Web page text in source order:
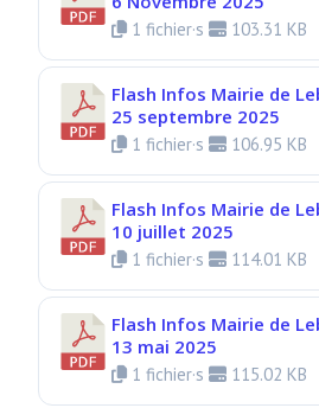
1 fichier·s 103.31 KB
Flash Infos Mairie de
25 septembre 2025
1 fichier·s 106.95 KB
Flash Infos Mairie de
10 juillet 2025
1 fichier·s 114.01 KB
Flash Infos Mairie de
13 mai 2025
1 fichier·s 115.02 KB